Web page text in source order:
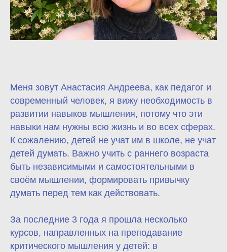
Меня зовут Анастасия Андреева, как педагог и
современный человек, я вижу необходимость в
развитии навыков мышления, потому что эти
навыки нам нужны всю жизнь и во всех сферах.
К сожалению, детей не учат им в школе, не учат
детей думать. Важно учить с раннего возраста
быть независимыми и самостоятельными в
своём мышлении, формировать привычку
думать перед тем как действовать.
За последние 3 года я прошла несколько
курсов, направленных на преподавание
критического мышления у детей: в